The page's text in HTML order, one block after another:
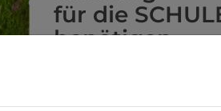
für die
benötigen
AnprobeVorort im